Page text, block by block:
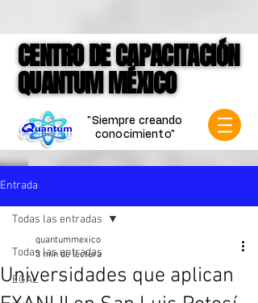
CENTRO DE CAPACITACIÓN
QUANTUM MÉXICO
CENTRO DE CAPACITACIÓN
QUANTUM MÉXICO
"Siempre creando
conocimiento"
Entrada
Todas las entradas
EGAL
Todas las entradas
Universidades que aplican
quantummexico
3 min de lectura